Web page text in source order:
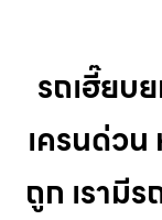
รถเฮี๊ยบ
เครนด่วน
ถูก เรามี